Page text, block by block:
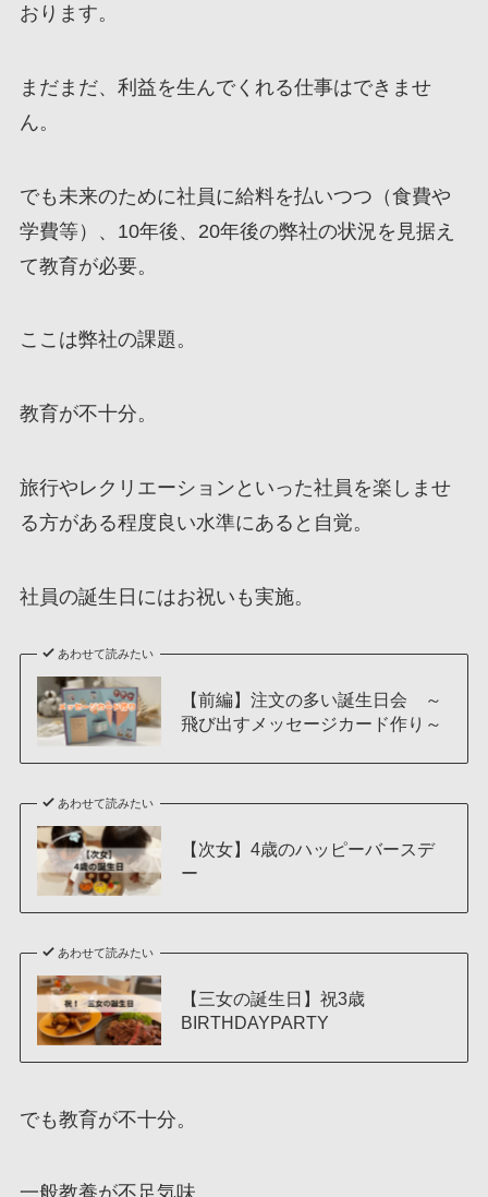
おります。
まだまだ、利益を生んでくれる仕事はできませ
ん。
でも未来のために社員に給料を払いつつ（食費や
学費等）、10年後、20年後の弊社の状況を見据え
て教育が必要。
ここは弊社の課題。
教育が不十分。
旅行やレクリエーションといった社員を楽しませ
る方がある程度良い水準にあると自覚。
社員の誕生日にはお祝いも実施。
あわせて読みたい
【前編】注文の多い誕生日会 ～
飛び出すメッセージカード作り～
あわせて読みたい
【次女】4歳のハッピーバースデ
ー
あわせて読みたい
【三女の誕生日】祝3歳
BIRTHDAYPARTY
でも教育が不十分。